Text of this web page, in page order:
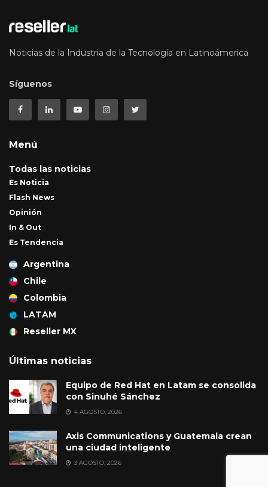
Noticias de la Industria de la Tecnología en Latinoámerica
Síguenos
Menú
Todas las noticias
Es Noticia
Flash News
Opinión
In & Out
Es Tendencia
Argentina
Chile
Colombia
LATAM
Reseller MX
Últimas noticias
Equipo de Red Hat en Latam se consolida
con Sinuhé Sánchez
4 AGOSTO, 2026
Axis Communications y Guatemala crean
una ciudad inteligente
3 AGOSTO, 2026